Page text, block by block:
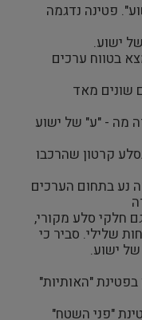
פטינה נדגמה
ישוע.
6 דגימות נמצא בטווח ערכים
והם שונים מאד
מה - "ע" של ישוע
קרטון שהרכבו
נע בתחום הערכים
חלקי סלע מקורי,
שלילי. סביר כי
ישוע.
"האותיות"
"פני השטח"